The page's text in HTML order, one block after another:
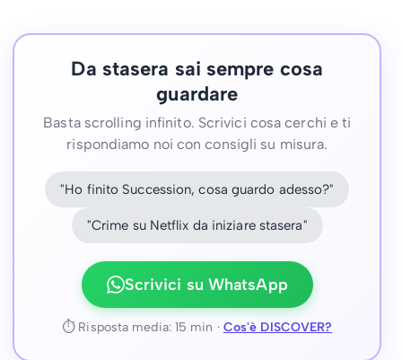
Da stasera sai sempre cosa
guardare
Basta scrolling infinito. Scrivici cosa cerchi e ti
rispondiamo noi con consigli su misura.
"Ho finito Succession, cosa guardo adesso?"
"Crime su Netflix da iniziare stasera"
Scrivici su WhatsApp
⏱ Risposta media: 15 min · Cos'è DISCOVER?